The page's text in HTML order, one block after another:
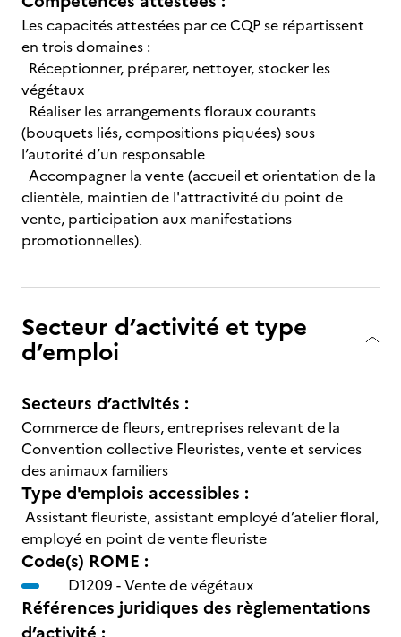
Les capacités attestées par ce CQP se répartissent
en trois domaines :
Réceptionner, préparer, nettoyer, stocker les
végétaux
Réaliser les arrangements floraux courants
(bouquets liés, compositions piquées) sous
l’autorité d’un responsable
Accompagner la vente (accueil et orientation de la
clientèle, maintien de l'attractivité du point de
vente, participation aux manifestations
promotionnelles).
Secteur d’activité et type
d’emploi
Secteurs d’activités :
Commerce de fleurs, entreprises relevant de la
Convention collective Fleuristes, vente et services
des animaux familiers
Type d'emplois accessibles :
Assistant fleuriste, assistant employé d’atelier floral,
employé en point de vente fleuriste
Code(s) ROME :
D1209 -Vente de végétaux
Références juridiques des règlementations